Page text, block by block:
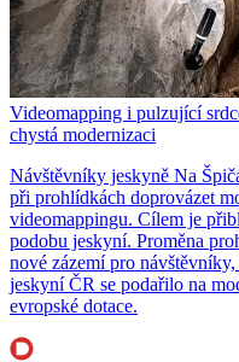
Videomapping i pulzující
chystá modernizaci
Návštěvníky jeskyně Na
při prohlídkách doprovázet
videomappingu. Cílem je
podobu jeskyní. Proměna
nové zázemí pro
jeskyní ČR se podařilo na
evropské dotace.